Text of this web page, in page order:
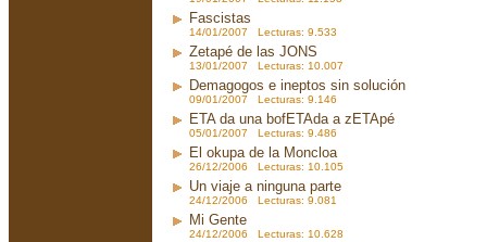
Fascistas
14/01/2007 Lecturas: 9.533
Zetapé de las JONS
13/01/2007 Lecturas: 10.007
Demagogos e ineptos sin solución
09/01/2007 Lecturas: 9.146
ETA da una bofETAda a zETApé
05/01/2007 Lecturas: 9.486
El okupa de la Moncloa
26/12/2006 Lecturas: 10.105
Un viaje a ninguna parte
24/12/2006 Lecturas: 9.081
Mi Gente
24/12/2006 Lecturas: 10.628